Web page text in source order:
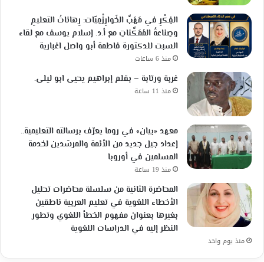
الفِكْرِ في مَهَبِّ الخَوارِزْمِيّات: رِهاناتُ التعليمِ
وصِناعةُ المُمَكِّناتِ مع أ.د. إسلام يوسف مع لقاء
السبت للدكتورة فاطمة أبو واصل اغبارية
منذ 6 ساعات
غربة ورتابة – بقلم إبراهيم يحيى ابو ليلى.
منذ 11 ساعة
معهد «بيان» في روما يعرّف برسالته التعليمية..
إعداد جيل جديد من الأئمة والمرشدين لخدمة
المسلمين في أوروبا
منذ 19 ساعة
المحاضرة الثانية من سلسلة محاضرات تحليل
الأخطاء اللغوية في تعليم العربية ناطقين
بغيرها بعنوان مفهوم الخطأ اللغوي وتطور
النظر إليه في الدراسات اللغوية
منذ يوم واحد